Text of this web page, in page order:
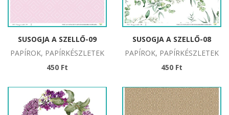
SUSOGJA A SZELLŐ-09
PAPÍROK, PAPÍRKÉSZLETEK
450 Ft
SUSOGJA A SZELLŐ-08
PAPÍROK, PAPÍRKÉSZLETEK
450 Ft